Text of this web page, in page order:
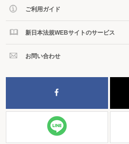
ご利用ガイド
新日本法規WEBサイトのサービス
お問い合わせ